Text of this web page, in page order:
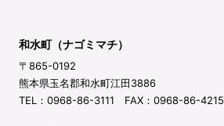
和水町（ナゴミマチ）
〒865-0192
熊本県玉名郡和水町江田3886
TEL：0968-86-3111 FAX：0968-86-4215